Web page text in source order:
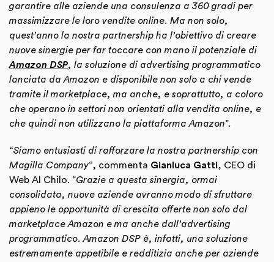
garantire alle aziende una consulenza a 360 gradi per
massimizzare le loro vendite online. Ma non solo,
quest’anno la nostra partnership ha l’obiettivo di creare
nuove sinergie per far toccare con mano il potenziale di
Amazon DSP, la soluzione di advertising programmatico
lanciata da Amazon e disponibile non solo a chi vende
tramite il marketplace, ma anche, e soprattutto, a coloro
che operano in settori non orientati alla vendita online, e
che quindi non utilizzano la piattaforma Amazon”.
“Siamo entusiasti di rafforzare la nostra partnership con
Magilla Company“, commenta Gianluca Gatti, CEO di
Web Al Chilo. “Grazie a questa sinergia, ormai
consolidata, nuove aziende avranno modo di sfruttare
appieno le opportunità di crescita offerte non solo dal
marketplace Amazon e ma anche dall’advertising
programmatico. Amazon DSP è, infatti, una soluzione
estremamente appetibile e redditizia anche per aziende